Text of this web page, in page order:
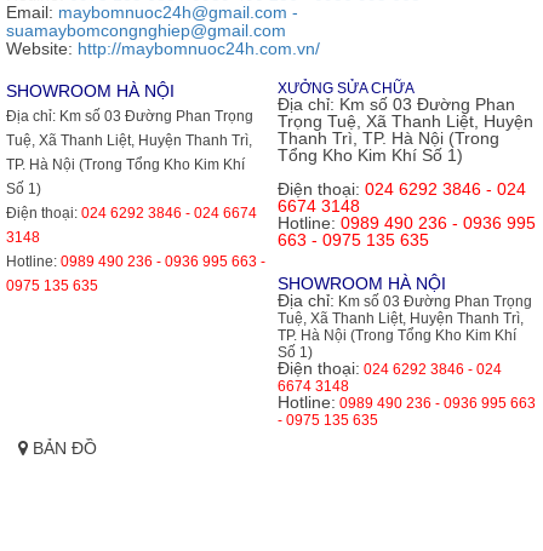
Email: maybomnuoc24h@gmail.com -
suamaybomcongnghiep@gmail.com
Website: http://maybomnuoc24h.com.vn/
SHOWROOM HÀ NỘI
Địa chỉ: Km số 03 Đường Phan Trọng
Tuệ, Xã Thanh Liệt, Huyện Thanh Trì,
TP. Hà Nội (Trong Tổng Kho Kim Khí
Số 1)
Điện thoại: 024 6292 3846 - 024 6674
3148
Hotline: 0989 490 236 - 0936 995 663 -
0975 135 635
XƯỞNG SỬA CHỮA
Địa chỉ: Km số 03 Đường Phan
Trọng Tuệ, Xã Thanh Liệt, Huyện
Thanh Trì, TP. Hà Nội (Trong
Tổng Kho Kim Khí Số 1)
Điện thoại: 024 6292 3846 - 024
6674 3148
Hotline: 0989 490 236 - 0936 995
663 - 0975 135 635
SHOWROOM HÀ NỘI
Địa chỉ: Km số 03 Đường Phan Trọng
Tuệ, Xã Thanh Liệt, Huyện Thanh Trì,
TP. Hà Nội (Trong Tổng Kho Kim Khí
Số 1)
Điện thoại: 024 6292 3846 - 024
6674 3148
Hotline: 0989 490 236 - 0936 995 663
- 0975 135 635
BẢN ĐỒ